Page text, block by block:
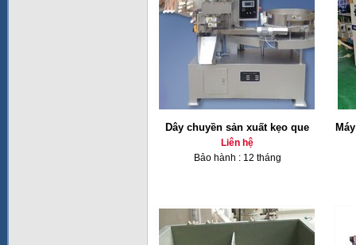
Dây chuyền sản xuất kẹo que
Liên hệ
Bảo hành : 12 tháng